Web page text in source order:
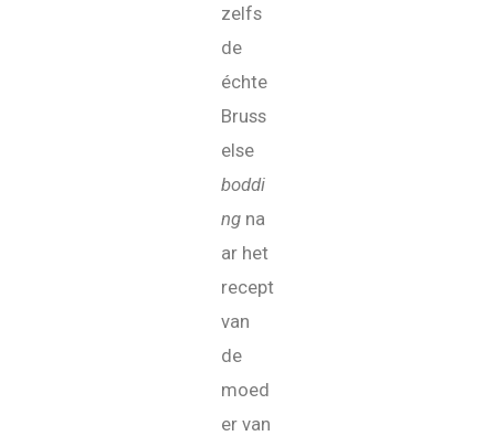
zelfs
de
échte
Bruss
else
boddi
ng na
ar het
recept
van
de
moed
er van